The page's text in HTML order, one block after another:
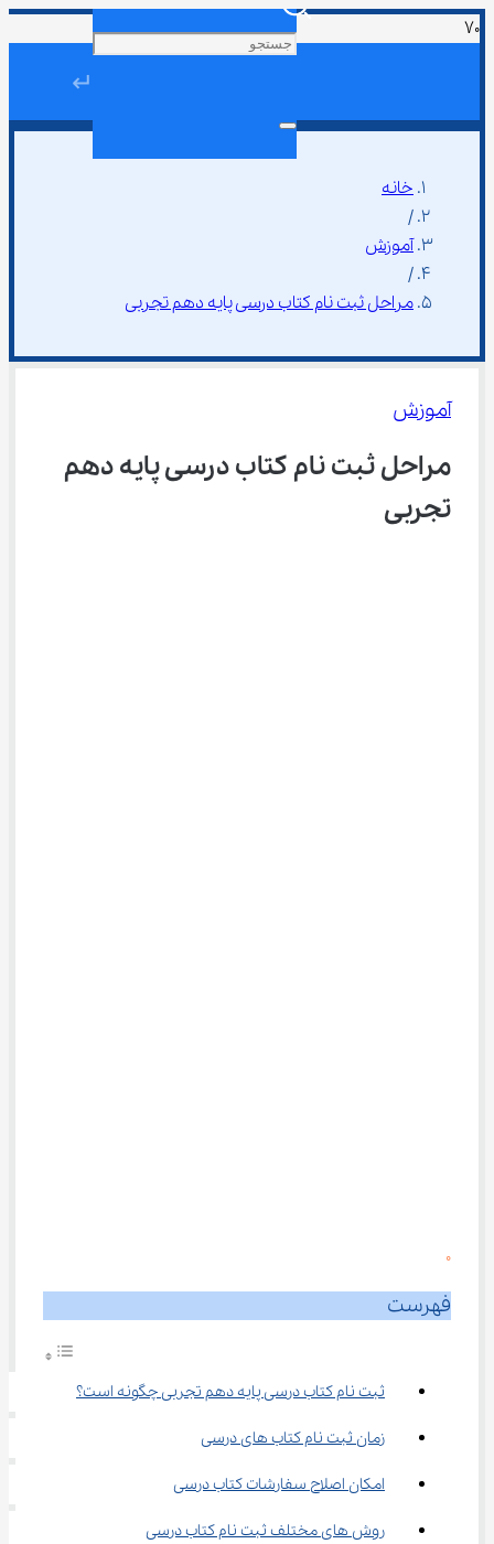
↵
خانه
/
آموزش
/
مراحل ثبت نام کتاب درسی پایه دهم تجربی
آموزش
مراحل ثبت نام کتاب درسی پایه دهم
تجربی
0
فهرست
ثبت نام کتاب درسی پایه دهم تجربی چگونه است؟
زمان ثبت نام کتاب ‌های درسی
امکان اصلاح سفارشات کتاب درسی
روش ‌های مختلف ثبت نام کتاب درسی